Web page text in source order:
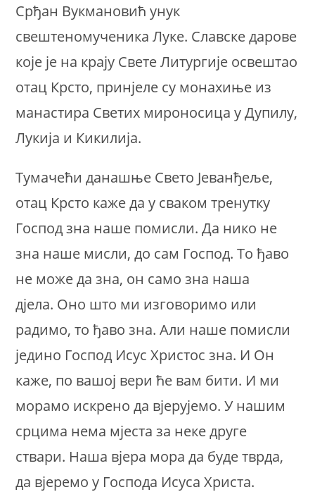
Срђан Вукмановић унук
свештеномученика Луке. Славске дарове
које је на крају Свете Литургије освештао
отац Крсто, принјеле су монахиње из
манастира Светих мироносица у Дупилу,
Лукија и Кикилија.
Тумачећи данашње Свето Јеванђеље,
отац Крсто каже да у сваком тренутку
Господ зна наше помисли. Да нико не
зна наше мисли, до сам Господ. То ђаво
не може да зна, он само зна наша
дјела. Оно што ми изговоримо или
радимо, то ђаво зна. Али наше помисли
једино Господ Исус Христос зна. И Он
каже, по вашој вери ће вам бити. И ми
морамо искрено да вјерујемо. У нашим
срцима нема мјеста за неке друге
ствари. Наша вјера мора да буде тврда,
да вјеремо у Господа Исуса Христа.